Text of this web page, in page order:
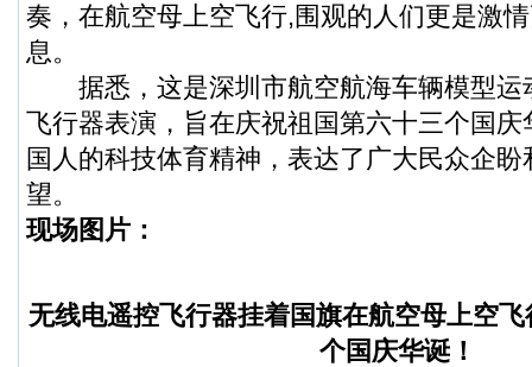
奏，在航空母上空飞行,围观的人们更是激
息。
据悉，这是深圳市航空航海车辆模型运
飞行器表演，旨在庆祝祖国第六十三个国庆
国人的科技体育精神，表达了广大民众企
望。
现场图片：
无线电遥控飞行器挂着国旗在航空母上空
个国庆华诞！